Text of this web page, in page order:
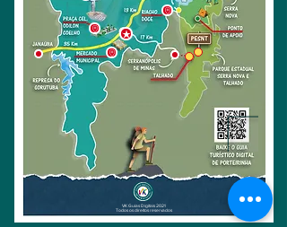
VK Guias Digitais 2021
Todos os direitos reservados